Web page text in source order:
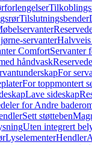
Tilslutningsbender
servanterHalvveis
ComfortServanter
håndvask
For
For toppmontert
Lave sideskap
for Andre
Sett støtteben
Uten integrert
LyselementerHendler